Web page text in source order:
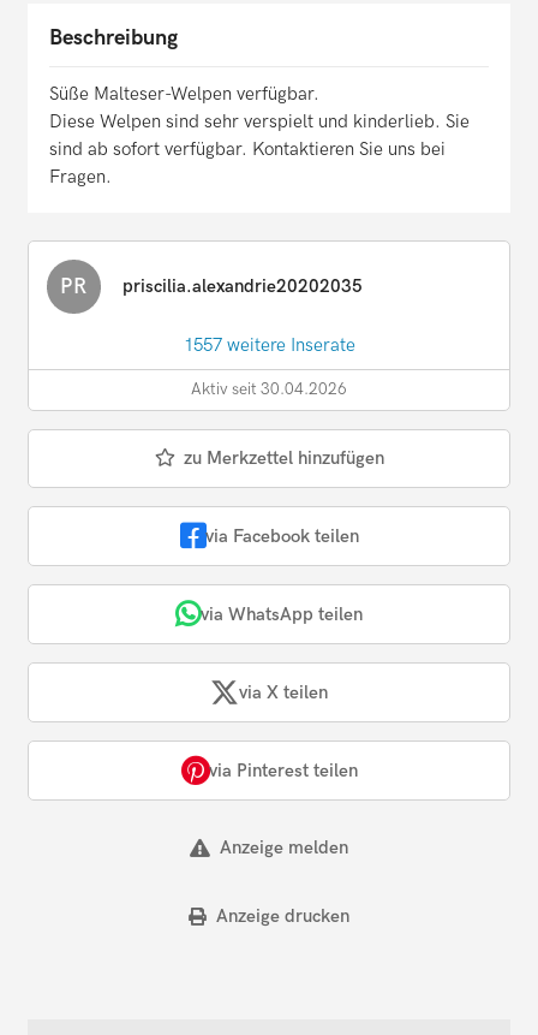
Beschreibung
Süße Malteser-Welpen verfügbar.
Diese Welpen sind sehr verspielt und kinderlieb. Sie
sind ab sofort verfügbar. Kontaktieren Sie uns bei
Fragen.
PR priscilia.alexandrie20202035
1557 weitere Inserate
Aktiv seit 30.04.2026
zu Merkzettel hinzufügen
via Facebook teilen
via WhatsApp teilen
via X teilen
via Pinterest teilen
Anzeige melden
Anzeige drucken